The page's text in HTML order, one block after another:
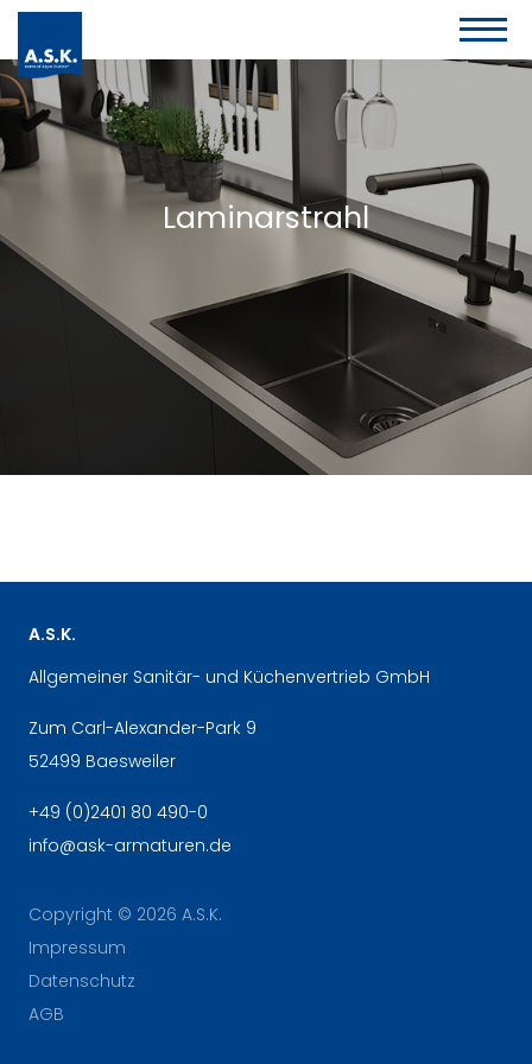
Laminarstrahl
A.S.K.
Allgemeiner Sanitär- und Küchenvertrieb GmbH
Zum Carl-Alexander-Park 9
52499 Baesweiler
+49 (0)2401 80 490-0
info@ask-armaturen.de
Copyright © 2026 A.S.K.
Impressum
Datenschutz
AGB